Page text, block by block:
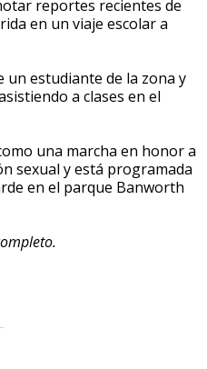
reportes recientes de
en un viaje escolar a
un estudiante de la zona y
a clases en el
una marcha en honor a
sexual y está programada
en el parque Banworth